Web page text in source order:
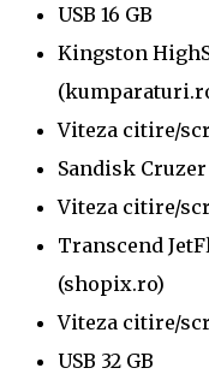
USB 16 GB
Kingston
Viteza citire/
Sandisk
Viteza citire/
Transcend
(shopix.ro)
Viteza citire/
USB 32 GB